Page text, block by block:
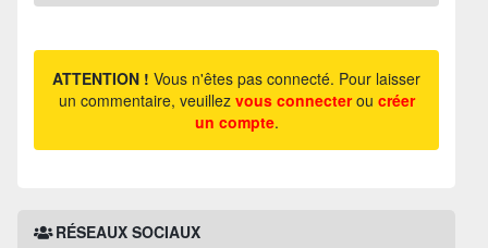
ATTENTION ! Vous n'êtes pas connecté. Pour laisser
un commentaire, veuillez vous connecterou créer
un compte.
RÉSEAUX SOCIAUX